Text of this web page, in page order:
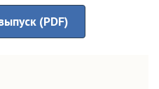
(PDF)